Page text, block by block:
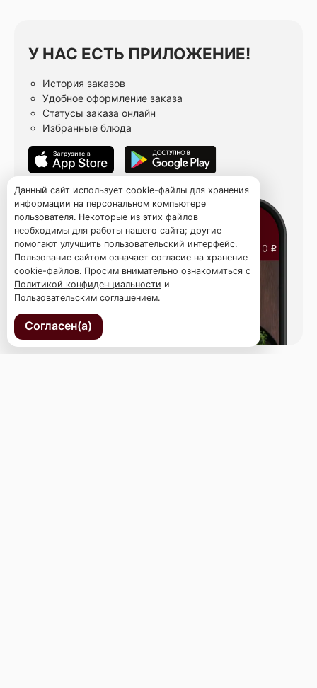
У НАС ЕСТЬ ПРИЛОЖЕНИЕ!
История заказов
Удобное оформление заказа
Статусы заказа онлайн
Избранные блюда
Данный сайт использует cookie-файлы для хранения
информации на персональном компьютере
пользователя. Некоторые из этих файлов
необходимы для работы нашего сайта; другие
помогают улучшить пользовательский интерфейс.
Пользование сайтом означает согласие на хранение
cookie-файлов. Просим внимательно ознакомиться с
Политикой конфиденциальности и
Пользовательским соглашением.
Согласен(а)